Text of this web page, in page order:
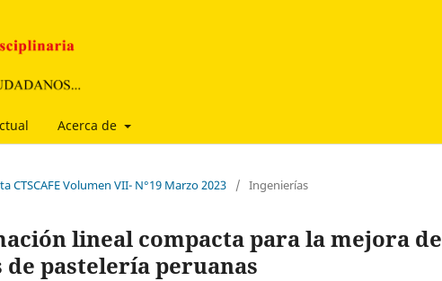
Acerca de
CTSCAFE Volumen VII- N°19 Marzo 2023 / Ingenierías
lineal compacta para la mejora de
pastelería peruanas